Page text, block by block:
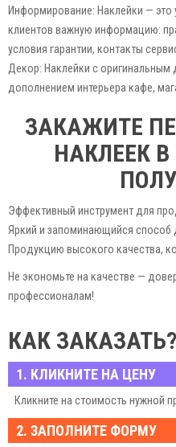
Информирование: Наклейки —
клиентов важную информацию:
условия гарантии, контакты
Декор: Наклейки с оригинальным
дополнением интерьера кафе,
ЗАКАЖИТЕ
НАКЛЕЕК
Эффективный инструмент для
Яркий и запоминающийся способ
Продукцию высокого качества,
Не экономьте на качестве —
профессионалам!
КАК ЗАКАЗАТЬ?
1. КЛИКНИТЕ НА ЦЕНУ
Кликните на стоимость нужной
2. ЗАПОЛНИТЕ ФОРМУ